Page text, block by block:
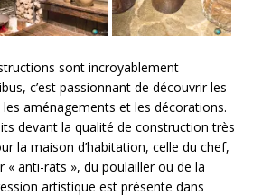
sont incroyablement
c’est passionnant de découvrir les
aménagements et les décorations.
devant la qualité de construction très
la maison d’habitation, celle du chef,
« anti-rats », du poulailler ou de la
artistique est présente dans